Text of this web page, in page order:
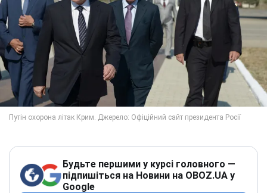
Будьте першими у курсі головного —
підпишіться на Новини на OBOZ.UA у
Google